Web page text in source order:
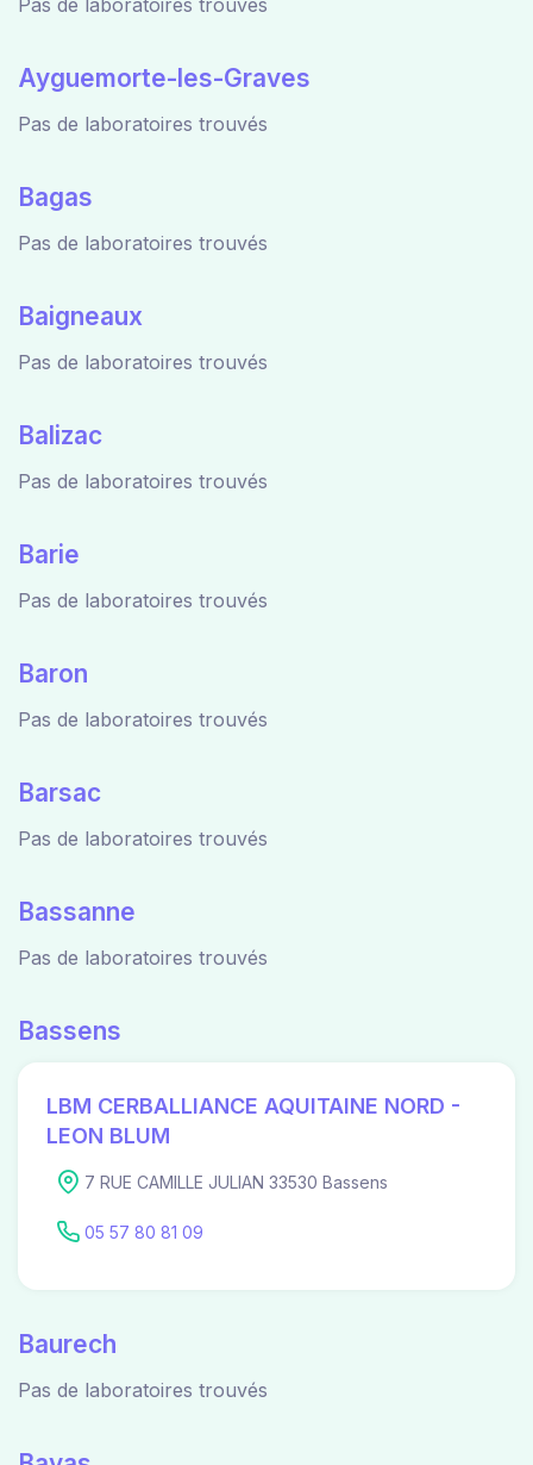
Pas de laboratoires trouvés
Ayguemorte-les-Graves
Pas de laboratoires trouvés
Bagas
Pas de laboratoires trouvés
Baigneaux
Pas de laboratoires trouvés
Balizac
Pas de laboratoires trouvés
Barie
Pas de laboratoires trouvés
Baron
Pas de laboratoires trouvés
Barsac
Pas de laboratoires trouvés
Bassanne
Pas de laboratoires trouvés
Bassens
LBM CERBALLIANCE AQUITAINE NORD -
LEON BLUM
7 RUE CAMILLE JULIAN 33530 Bassens
05 57 80 81 09
Baurech
Pas de laboratoires trouvés